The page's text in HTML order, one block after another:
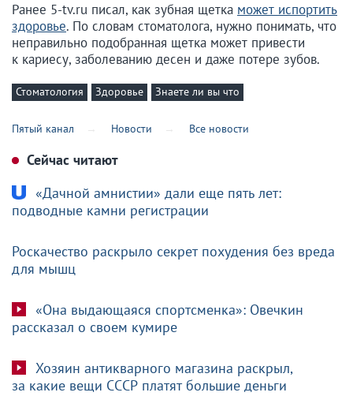
Ранее 5-tv.ru писал, как зубная щетка может испортить
здоровье. По словам стоматолога, нужно понимать, что
неправильно подобранная щетка может привести
к кариесу, заболеванию десен и даже потере зубов.
Стоматология Здоровье Знаете ли вы что
Пятый канал Новости Все новости
Сейчас читают
«Дачной амнистии» дали еще пять лет:
подводные камни регистрации
Роскачество раскрыло секрет похудения без вреда
для мышц
«Она выдающаяся спортсменка»: Овечкин
рассказал о своем кумире
Хозяин антикварного магазина раскрыл,
за какие вещи СССР платят большие деньги